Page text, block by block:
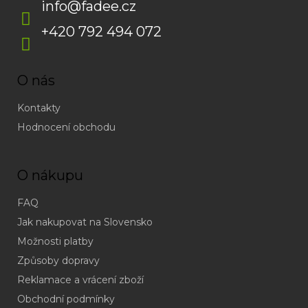
info@fadee.cz
+420 792 494 072
O nás
Kontakty
Hodnocení obchodu
O nákupu
FAQ
Jak nakupovat na Slovensko
Možnosti platby
Způsoby dopravy
Reklamace a vrácení zboží
Obchodní podmínky
(odpověď